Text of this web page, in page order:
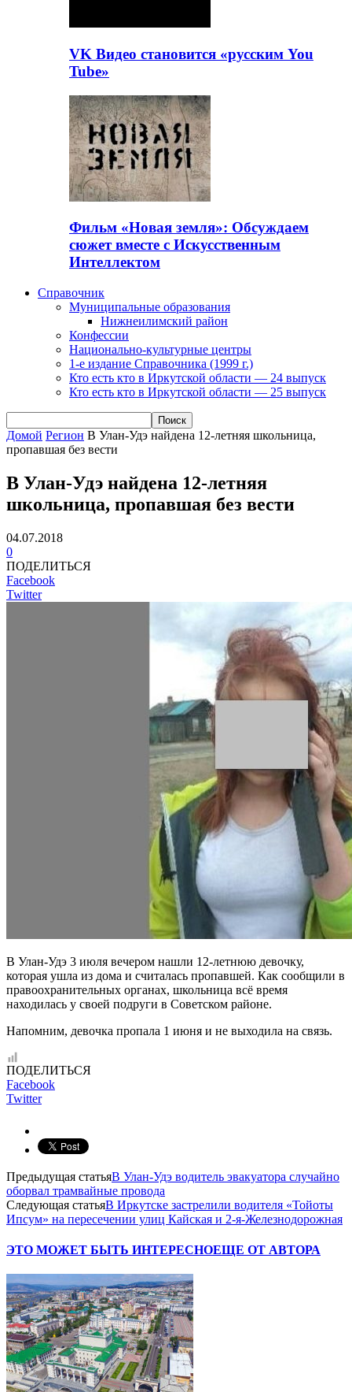
VK Видео становится «русским You
Tube»
Фильм «Новая земля»: Обсуждаем
сюжет вместе с Искусственным
Интеллектом
Справочник
Муниципальные образования
Нижнеилимский район
Конфессии
Национально-культурные центры
1-е издание Справочника (1999 г.)
Кто есть кто в Иркутской области — 24 выпуск
Кто есть кто в Иркутской области — 25 выпуск
Домой Регион В Улан-Удэ найдена 12-летняя школьница,
пропавшая без вести
В Улан-Удэ найдена 12-летняя
школьница, пропавшая без вести
04.07.2018
0
ПОДЕЛИТЬСЯ
Facebook
Twitter
В Улан-Удэ 3 июля вечером нашли 12-летнюю девочку,
которая ушла из дома и считалась пропавшей. Как сообщили в
правоохранительных органах, школьница всё время
находилась у своей подруги в Советском районе.
Напомним, девочка пропала 1 июня и не выходила на связь.
ПОДЕЛИТЬСЯ
Facebook
Twitter
Предыдущая статьяВ Улан-Удэ водитель эвакуатора случайно
оборвал трамвайные провода
Следующая статьяВ Иркутске застрелили водителя «Тойоты
Ипсум» на пересечении улиц Кайская и 2-я-Железнодорожная
ЭТО МОЖЕТ БЫТЬ ИНТЕРЕСНОЕЩЕ ОТ АВТОРА